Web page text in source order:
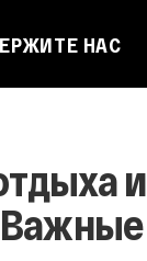
НАС
и